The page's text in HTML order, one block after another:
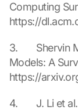
Computing
https://
3.
Models: A
https://
4.       J. Li
g
o
t
h
e
o